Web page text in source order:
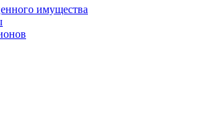
имущества